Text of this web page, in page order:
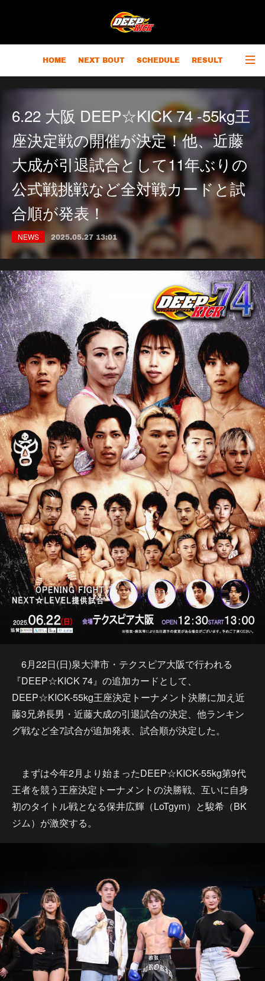
HOME NEXT BOUT SCHEDULE RESULT
RANKING CHAMPIONS OUTLINE
6.22 大阪 DEEP☆KICK 74 -55kg王
座決定戦の開催が決定！他、近藤
大成が引退試合として11年ぶりの
公式戦挑戦など全対戦カードと試
合順が発表！
NEWS 2025.05.27 13:01
6月22日(日)泉大津市・テクスピア大阪で行われる
『DEEP☆KICK 74』の追加カードとして、
DEEP☆KICK-55kg王座決定トーナメント決勝に加え近
藤3兄弟長男・近藤大成の引退試合の決定、他ランキン
グ戦など全7試合が追加発表、試合順が決定した。
まずは今年2月より始まったDEEP☆KICK-55kg第9代
王者を競う王座決定トーナメントの決勝戦、互いに自身
初のタイトル戦となる保井広輝（LoTgym）と駿希（BK
ジム）が激突する。